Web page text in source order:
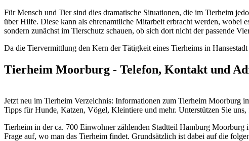
Für Mensch und Tier sind dies dramatische Situationen, die im Tierheim
über Hilfe. Diese kann als ehrenamtliche Mitarbeit erbracht werden, wobei
sondern zunächst im Tierschutz schauen, ob sich dort nicht der passende
Da die Tiervermittlung den Kern der Tätigkeit eines Tierheims in
Tierheim Moorburg - Telefon, Kontakt und
Jetzt neu im Tierheim Verzeichnis: Informationen zum Tierheim
Tipps für Hunde, Katzen, Vögel, Kleintiere und mehr. Unterstützen Sie
Tierheim in der ca. 700 Einwohner zählenden Stadtteil Hamburg
Frage auf, wo man das Tierheim findet. Grundsätzlich ist dabei auf die